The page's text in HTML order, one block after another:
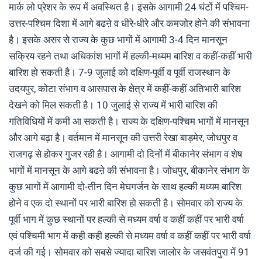
मार्क लो प्रेशर के रूप में अवस्थित है। इसके आगामी 24 घंटों में पश्चिम-
उत्तर-पश्चिम दिशा में आगे बढऩे व धीरे-धीरे और कमजोर होने की संभावना
है। इसके असर से राज्य के कुछ भागों में आगामी 3-4 दिन मानसून
सक्रिय रहने तथा अधिकांश भागों में हल्की-मध्यम बारिश व कहीं-कहीं भारी
बारिश हो सकती है। 7-9 जुलाई को दक्षिण-पूर्वी व पूर्वी राजस्थान के
उदयपुर, कोटा संभाग व आसपास के क्षेत्र में कहीं-कहीं अतिभारी बारिश
देखने को मिल सकती है। 10 जुलाई से राज्य में भारी बारिश की
गतिविधियों में कमी आ सकती है। राज्य के दक्षिण-पश्चिम भागों में मानसून
और आगे बढ़ा है। वर्तमान में मानसून की उत्तरी रेखा बाड़मेर, जोधपुर व
राजगढ़ से होकर गुजर रही है। आगामी दो दिनों में बीकानेर संभाग व शेष
भागों में मानसून के आगे बढऩे की संभावना है। जोधपुर, बीकानेर संभाग के
कुछ भागों में आगामी दो-तीन दिन मेघगर्जन के साथ हल्की मध्यम बारिश
होने व एक दो स्थानों पर भारी बारिश हो सकती है। सोमवार को राज्य के
पूर्वी भाग में कुछ स्थानों पर हल्की से मध्यम वर्षा व कहीं कहीं पर भारी वर्षा
एवं पश्चिमी भाग में कही कही हल्की से मध्यम वर्षा व कहीं कहीं पर भारी वर्षा
दर्ज की गई। सोमवार को सबसे ज्यादा बारिश जालोर के जसवंतपुरा में 91